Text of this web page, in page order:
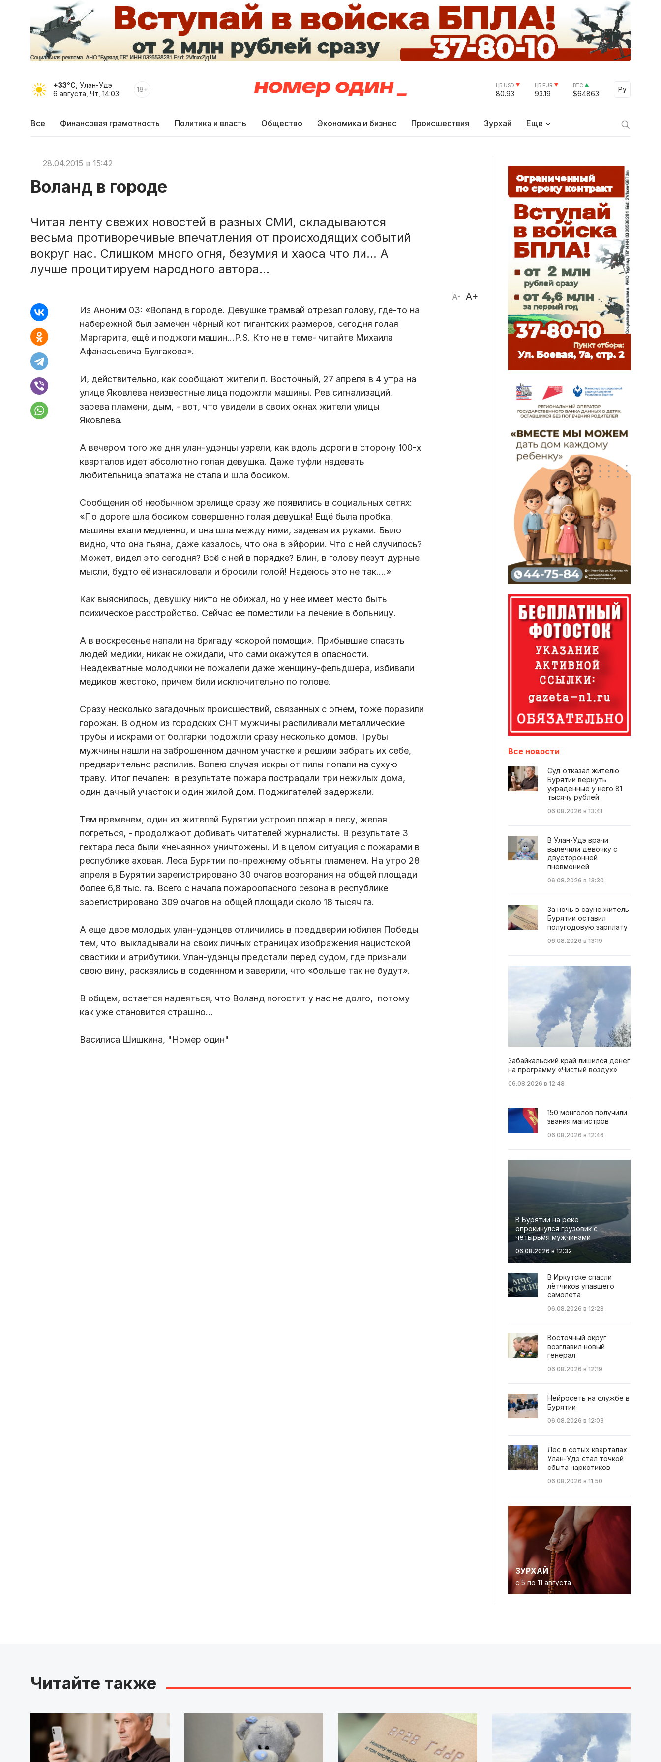
+33°C , Улан-Удэ
6 августа, Чт, 14:03
18+ ЦБ USD
80.93
ЦБ EUR
93.19
BTC
$64863
Ру
Select
Все Финансовая грамотность Политика и власть Общество Экономика и бизнес Происшествия Зурхай Еще
28.04.2015 в 15:42
Воланд в городе
Читая ленту свежих новостей в разных СМИ, складываются
весьма противоречивые впечатления от происходящих событий
вокруг нас. Слишком много огня, безумия и хаоса что ли… А
лучше процитируем народного автора...
A- A+
Из Аноним 03: «Воланд в городе. Девушке трамвай отрезал голову, где-то на
набережной был замечен чёрный кот гигантских размеров, сегодня голая
Маргарита, ещё и поджоги машин...P.S. Кто не в теме- читайте Михаила
Афанасьевича Булгакова».
И, действительно, как сообщают жители п. Восточный, 27 апреля в 4 утра на
улице Яковлева неизвестные лица подожгли машины. Рев сигнализаций,
зарева пламени, дым, - вот, что увидели в своих окнах жители улицы
Яковлева.
А вечером того же дня улан-удэнцы узрели, как вдоль дороги в сторону 100-х
кварталов идет абсолютно голая девушка. Даже туфли надевать
любительница эпатажа не стала и шла босиком.
Сообщения об необычном зрелище сразу же появились в социальных сетях:
«По дороге шла босиком совершенно голая девушка! Ещё была пробка,
машины ехали медленно, и она шла между ними, задевая их руками. Было
видно, что она пьяна, даже казалось, что она в эйфории. Что с ней случилось?
Может, видел это сегодня? Всё с ней в порядке? Блин, в голову лезут дурные
мысли, будто её изнасиловали и бросили голой! Надеюсь это не так....»
Как выяснилось, девушку никто не обижал, но у нее имеет место быть
психическое расстройство. Сейчас ее поместили на лечение в больницу.
А в воскресенье напали на бригаду «скорой помощи». Прибывшие спасать
людей медики, никак не ожидали, что сами окажутся в опасности.
Неадекватные молодчики не пожалели даже женщину-фельдшера, избивали
медиков жестоко, причем били исключительно по голове.
Сразу несколько загадочных происшествий, связанных с огнем, тоже поразили
горожан. В одном из городских СНТ мужчины распиливали металлические
трубы и искрами от болгарки подожгли сразу несколько домов. Трубы
мужчины нашли на заброшенном дачном участке и решили забрать их себе,
предварительно распилив. Волею случая искры от пилы попали на сухую
траву. Итог печален: в результате пожара пострадали три нежилых дома,
один дачный участок и один жилой дом. Поджигателей задержали.
Тем временем, один из жителей Бурятии устроил пожар в лесу, желая
погреться, - продолжают добивать читателей журналисты. В результате 3
гектара леса были «нечаянно» уничтожены. И в целом ситуация с пожарами в
республике аховая. Леса Бурятии по-прежнему объяты пламенем. На утро 28
апреля в Бурятии зарегистрировано 30 очагов возгорания на общей площади
более 6,8 тыс. га. Всего с начала пожароопасного сезона в республике
зарегистрировано 309 очагов на общей площади около 18 тысяч га.
А еще двое молодых улан-удэнцев отличились в преддверии юбилея Победы
тем, что выкладывали на своих личных страницах изображения нацистской
свастики и атрибутики. Улан-удэнцы предстали перед судом, где признали
свою вину, раскаялись в содеянном и заверили, что «больше так не будут».
В общем, остается надеяться, что Воланд погостит у нас не долго, потому
как уже становится страшно…
Василиса Шишкина, "Номер один"
Все новости
Суд отказал жителю
Бурятии вернуть
украденные у него 81
тысячу рублей
06.08.2026 в 13:41
В Улан-Удэ врачи
вылечили девочку с
двусторонней
пневмонией
06.08.2026 в 13:30
За ночь в сауне житель
Бурятии оставил
полугодовую зарплату
06.08.2026 в 13:19
Забайкальский край лишился денег
на программу «Чистый воздух»
06.08.2026 в 12:48
150 монголов получили
звания магистров
06.08.2026 в 12:46
В Бурятии на реке
опрокинулся грузовик с
четырьмя мужчинами
06.08.2026 в 12:32
В Иркутске спасли
лётчиков упавшего
самолёта
06.08.2026 в 12:28
Восточный округ
возглавил новый
генерал
06.08.2026 в 12:19
Нейросеть на службе в
Бурятии
06.08.2026 в 12:03
Лес в сотых кварталах
Улан-Удэ стал точкой
сбыта наркотиков
06.08.2026 в 11:50
ЗУРХАЙ
с 5 по 11 августа
Читайте также